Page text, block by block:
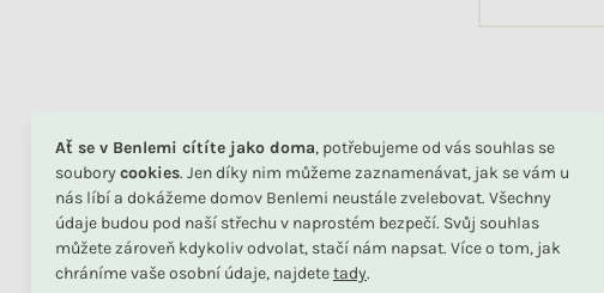
Ať se v Benlemi cítíte jako doma, potřebujeme od vás souhlas se
soubory cookies. Jen díky nim můžeme zaznamenávat, jak se vám u
nás líbí a dokážeme domov Benlemi neustále zvelebovat. Všechny
údaje budou pod naší střechu v naprostém bezpečí. Svůj souhlas
můžete zároveň kdykoliv odvolat, stačí nám napsat. Více o tom, jak
chráníme vaše osobní údaje, najdetetady.
Související produkty